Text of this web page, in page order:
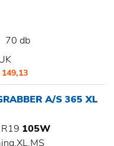
70 db
A/S 365 XL
105W